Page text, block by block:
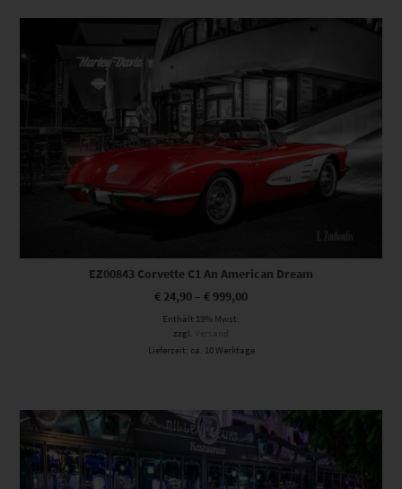
Dieses Produkt weist mehrere Varianten auf. Die Optionen können auf der Produktseite gewählt werden
EZ00843 Corvette C1 An American Dream
€ 24,90 – € 999,00
Enthält 19% Mwst.
zzgl. Versand
Lieferzeit: ca. 10 Werktage
Dieses Produkt weist mehrere Varianten auf. Die Optionen können auf der Produktseite gewählt werden